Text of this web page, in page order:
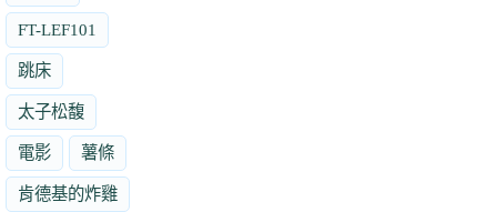
FT-LEF101
跳床
太子松馥
電影 薯條
肯德基的炸雞